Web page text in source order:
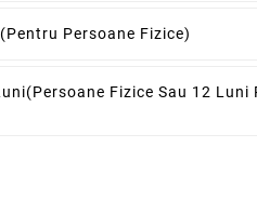
(pentru Persoane Fizice)
(persoane Fizice Sau 12 Luni